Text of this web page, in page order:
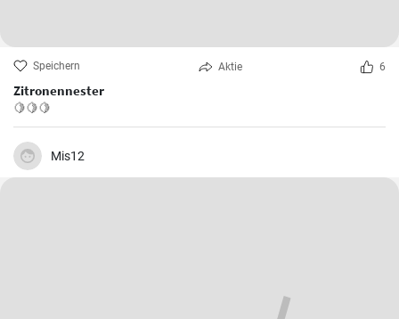
Speichern Aktie 6
Zitronennester
🍋🍋🍋
Mis12